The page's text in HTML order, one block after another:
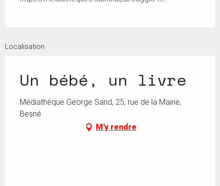
Localisation
Un bébé, un livre
Médiathèque George Sand, 25, rue de la Mairie,
Besné
M'y rendre